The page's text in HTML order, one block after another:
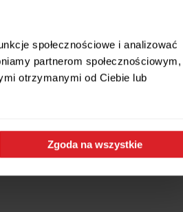
społecznościowe i analizować
partnerom społecznościowym,
otrzymanymi od Ciebie lub
Zgoda na wszystkie
wnętrz.
ze znajomymi czy pracę przy laptopie.